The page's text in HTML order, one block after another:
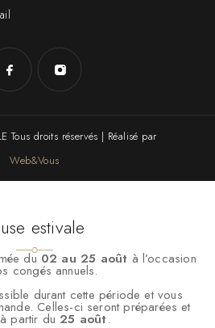
Tous droits réservés | Réalisé par
Web&Vous
estivale
du 02 au 25 août à l’occasion
congés annuels.
durant cette période et vous
Celles-ci seront préparées et
partir du 25 août.